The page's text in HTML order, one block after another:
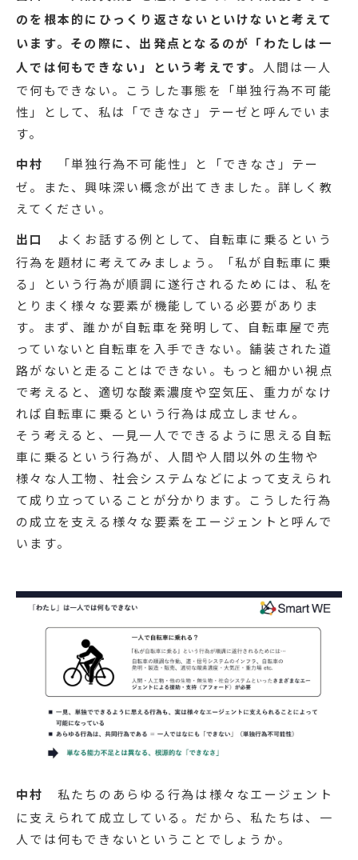
のを根本的にひっくり返さないといけないと考えて
います。その際に、出発点となるのが「わたしは一
人では何もできない」という考えです。
人間は一人
で何もできない。こうした事態を「単独行為不可能
性」として、私は「できなさ」テーゼと呼んでいま
す。
中村
「単独行為不可能性」と「できなさ」テー
ゼ。また、興味深い概念が出てきました。詳しく教
えてください。
出口
よくお話する例として、自転車に乗るという
行為を題材に考えてみましょう。「私が自転車に乗
る」という行為が順調に遂行されるためには、私を
とりまく様々な要素が機能している必要がありま
す。まず、誰かが自転車を発明して、自転車屋で売
っていないと自転車を入手できない。舗装された道
路がないと走ることはできない。もっと細かい視点
で考えると、適切な酸素濃度や空気圧、重力がなけ
れば自転車に乗るという行為は成立しません。
そう考えると、一見一人でできるように思える自転
車に乗るという行為が、人間や人間以外の生物や
様々な人工物、社会システムなどによって支えられ
て成り立っていることが分かります。こうした行為
の成立を支える様々な要素をエージェントと呼んで
います。
中村
私たちのあらゆる行為は様々なエージェント
に支えられて成立している。だから、私たちは、一
人では何もできないということでしょうか。